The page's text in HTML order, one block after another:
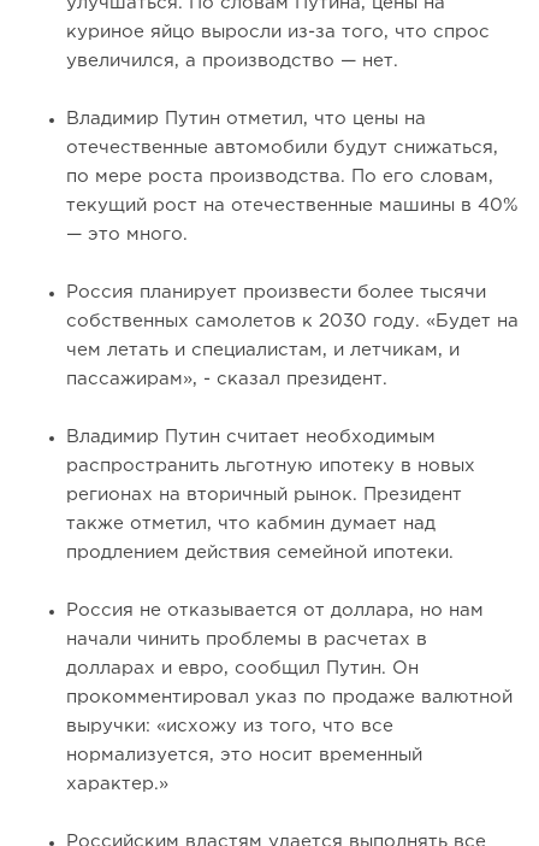
куриное яйцо выросли из-за того, что спрос
увеличился, а производство — нет.
Владимир Путин отметил, что цены на
отечественные автомобили будут снижаться,
по мере роста производства. По его словам,
текущий рост на отечественные машины в 40%
— это много.
Россия планирует произвести более тысячи
собственных самолетов к 2030 году. «Будет на
чем летать и специалистам, и летчикам, и
пассажирам», - сказал президент.
Владимир Путин считает необходимым
распространить льготную ипотеку в новых
регионах на вторичный рынок. Президент
также отметил, что кабмин думает над
продлением действия семейной ипотеки.
Россия не отказывается от доллара, но нам
начали чинить проблемы в расчетах в
долларах и евро, сообщил Путин. Он
прокомментировал указ по продаже валютной
выручки: «исхожу из того, что все
нормализуется, это носит временный
характер.»
Российским властям удается выполнять все